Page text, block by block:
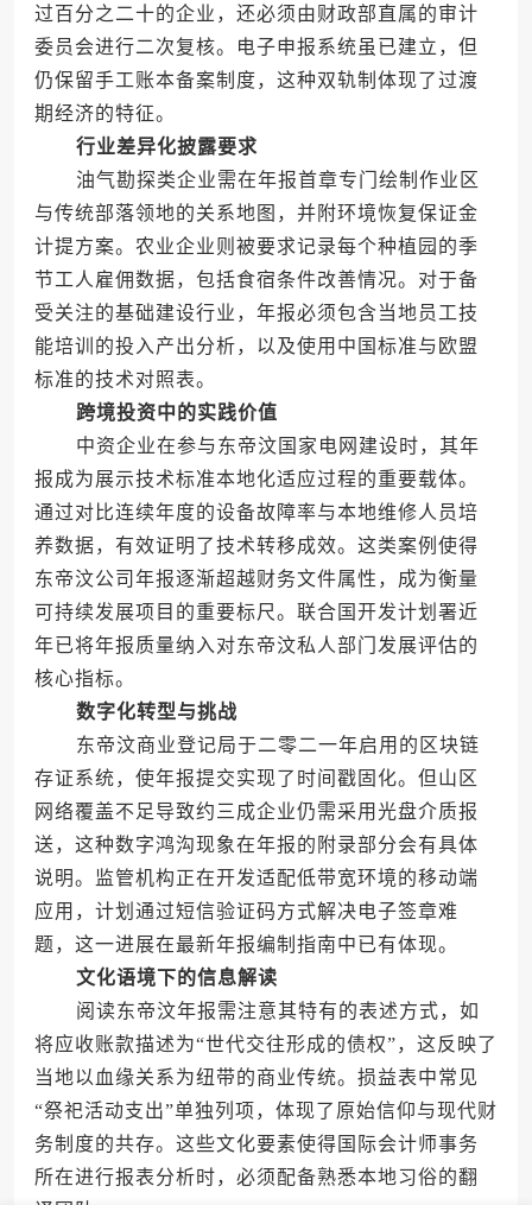
过百分之二十的企业，还必须由财政部直属的审计
委员会进行二次复核。电子申报系统虽已建立，但
仍保留手工账本备案制度，这种双轨制体现了过渡
期经济的特征。
行业差异化披露要求
油气勘探类企业需在年报首章专门绘制作业区
与传统部落领地的关系地图，并附环境恢复保证金
计提方案。农业企业则被要求记录每个种植园的季
节工人雇佣数据，包括食宿条件改善情况。对于备
受关注的基础建设行业，年报必须包含当地员工技
能培训的投入产出分析，以及使用中国标准与欧盟
标准的技术对照表。
跨境投资中的实践价值
中资企业在参与东帝汶国家电网建设时，其年
报成为展示技术标准本地化适应过程的重要载体。
通过对比连续年度的设备故障率与本地维修人员培
养数据，有效证明了技术转移成效。这类案例使得
东帝汶公司年报逐渐超越财务文件属性，成为衡量
可持续发展项目的重要标尺。联合国开发计划署近
年已将年报质量纳入对东帝汶私人部门发展评估的
核心指标。
数字化转型与挑战
东帝汶商业登记局于二零二一年启用的区块链
存证系统，使年报提交实现了时间戳固化。但山区
网络覆盖不足导致约三成企业仍需采用光盘介质报
送，这种数字鸿沟现象在年报的附录部分会有具体
说明。监管机构正在开发适配低带宽环境的移动端
应用，计划通过短信验证码方式解决电子签章难
题，这一进展在最新年报编制指南中已有体现。
文化语境下的信息解读
阅读东帝汶年报需注意其特有的表述方式，如
将应收账款描述为“世代交往形成的债权”，这反映了
当地以血缘关系为纽带的商业传统。损益表中常见
“祭祀活动支出”单独列项，体现了原始信仰与现代财
务制度的共存。这些文化要素使得国际会计师事务
所在进行报表分析时，必须配备熟悉本地习俗的翻